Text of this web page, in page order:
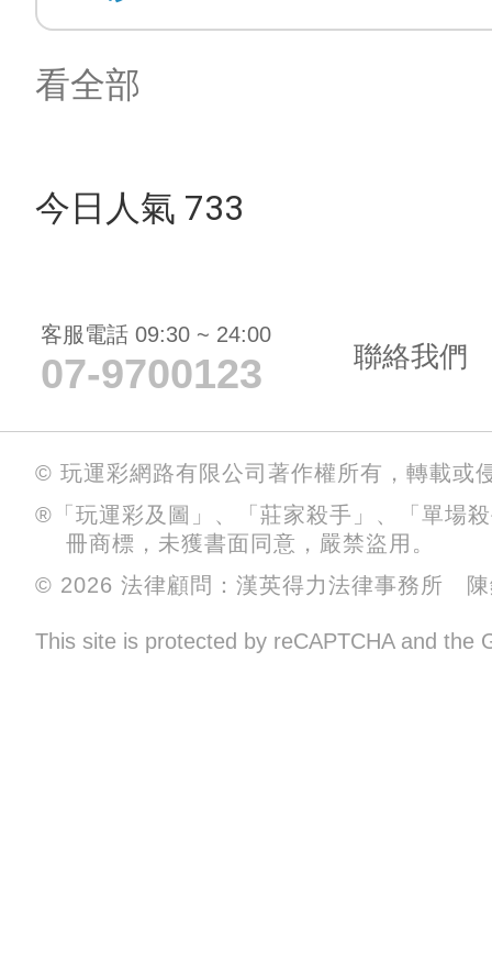
看全部
今日人氣 733
客服電話 09:30 ~ 24:00
07-9700123 聯絡我們
© 玩運彩網路有限公司著作權所有，轉載或
®「玩運彩及圖」、「莊家殺手」、「單場
冊商標，未獲書面同意，嚴禁盜用。
© 2026 法律顧問：漢英得力法律事務所 陳
This site is protected by reCAPTCHA and the